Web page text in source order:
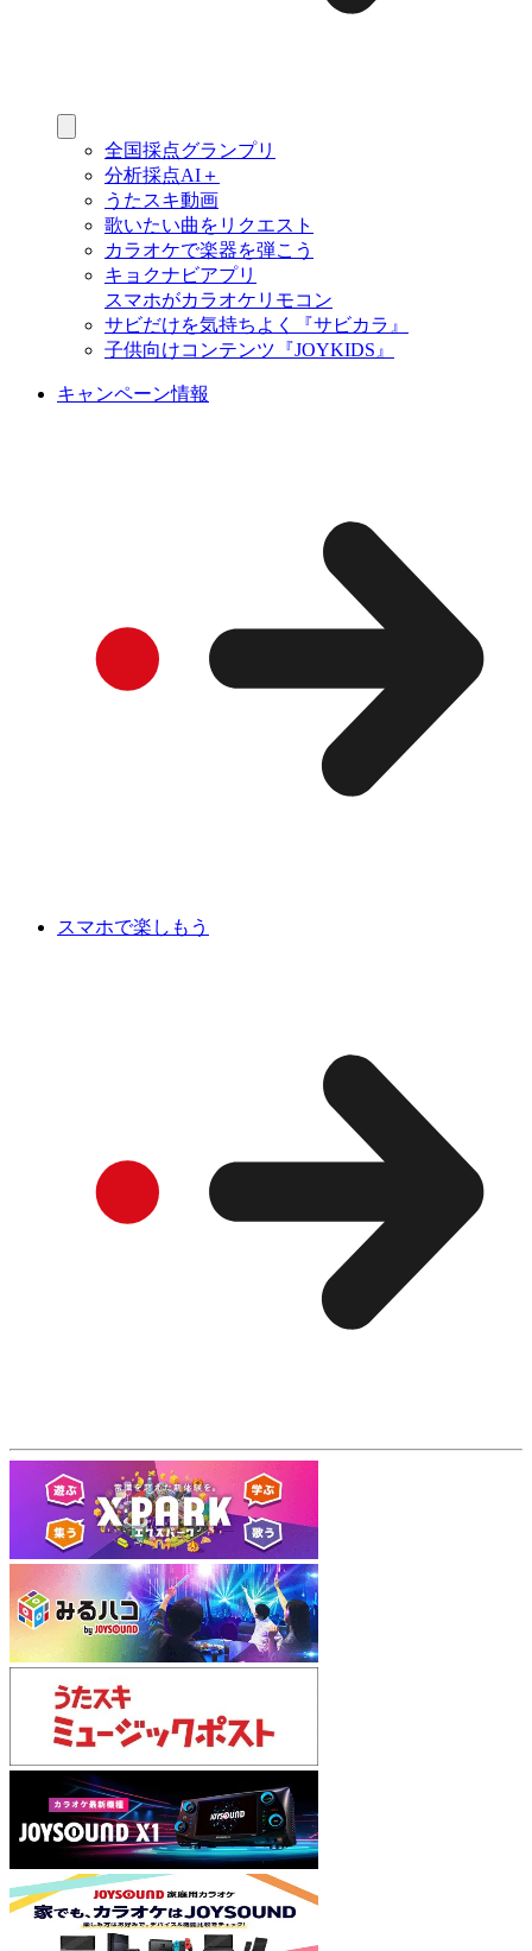
全国採点グランプリ
分析採点AI＋
うたスキ動画
歌いたい曲をリクエスト
カラオケで楽器を弾こう
キョクナビアプリ
スマホがカラオケリモコン
サビだけを気持ちよく『サビカラ』
子供向けコンテンツ『JOYKIDS』
キャンペーン情報
スマホで楽しもう